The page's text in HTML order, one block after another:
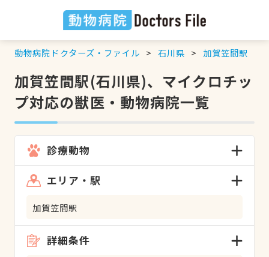
動物病院ドクターズ・ファイル 石川県 加賀笠間駅
加賀笠間駅(石川県)、マイクロチッ
プ対応の獣医・動物病院一覧
診療動物
エリア・駅
加賀笠間駅
詳細条件